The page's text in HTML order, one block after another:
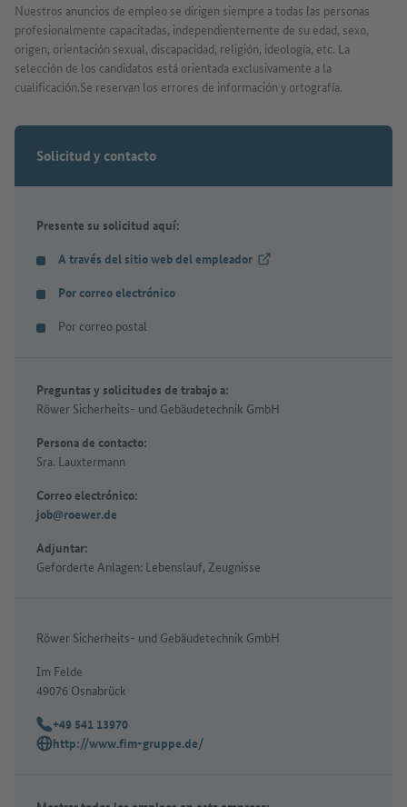
Nuestros anuncios de empleo se dirigen siempre a todas las personas
profesionalmente capacitadas, independientemente de su edad, sexo,
origen, orientación sexual, discapacidad, religión, ideología, etc. La
selección de los candidatos está orientada exclusivamente a la
cualificación.Se reservan los errores de información y ortografía.
Solicitud y contacto
Presente su solicitud aquí:
A través del sitio web del empleador (Link externo)
Por correo electrónico
Por correo postal
Preguntas y solicitudes de trabajo a:
Röwer Sicherheits- und Gebäudetechnik GmbH
Persona de contacto:
Sra. Lauxtermann
Correo electrónico:
job@roewer.de
Adjuntar:
Geforderte Anlagen: Lebenslauf, Zeugnisse
Röwer Sicherheits- und Gebäudetechnik GmbH
Im Felde
49076 Osnabrück
Teléfono:
+49 541 13970
Sitio web:
http://www.fim-gruppe.de/